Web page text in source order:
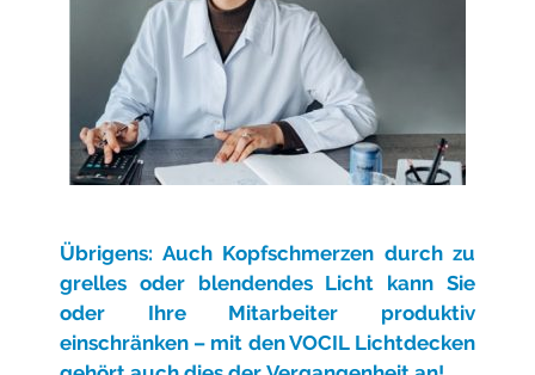
Übrigens: Auch Kopfschmerzen durch zu
grelles oder blendendes Licht kann Sie
oder Ihre Mitarbeiter produktiv
einschränken – mit den VOCIL Lichtdecken